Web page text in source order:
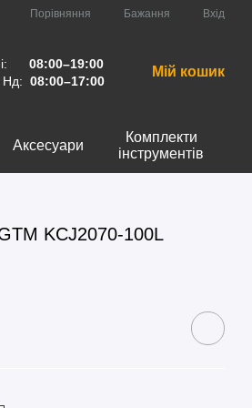
Порівняння Бажання Вхід
08:00–19:00
Нд: 08:00–17:00
Мій кошик
Аксесуари
Комплекти
інструментів
KCJ2070-100L